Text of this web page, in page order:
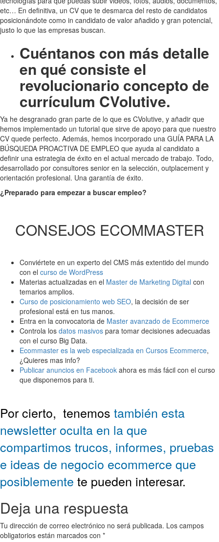
etc… En definitiva, un CV que te desmarca del resto de candidatos
posicionándote como in candidato de valor añadido y gran potencial,
justo lo que las empresas buscan.
Cuéntanos con más detalle
en qué consiste el
revolucionario concepto de
currículum CVolutive.
Ya he desgranado gran parte de lo que es CVolutive, y añadir que
hemos implementado un tutorial que sirve de apoyo para que nuestro
CV quede perfecto. Además, hemos incorporado una GUÍA PARA LA
BÚSQUEDA PROACTIVA DE EMPLEO que ayuda al candidato a
definir una estrategia de éxito en el actual mercado de trabajo. Todo,
desarrollado por consultores senior en la selección, outplacement y
orientación profesional. Una garantía de éxito.
¿Preparado para empezar a buscar empleo?
CONSEJOS ECOMMASTER
Conviértete en un experto del CMS más extentido del mundo
con el curso de WordPress
Materias actualizadas en el Master de Marketing Digital con
temarios amplios.
Curso de posicionamiento web SEO, la decisión de ser
profesional está en tus manos.
Entra en la convocatoria de Master avanzado de Ecommerce
Controla los datos masivos para tomar decisiones adecuadas
con el curso Big Data.
Ecommaster es la web especializada en Cursos Ecommerce,
¿Quieres mas info?
Publicar anuncios en Facebook ahora es más fácil con el curso
que disponemos para ti.
Por cierto, tenemos también esta
newsletter oculta en la que
compartimos trucos, informes, pruebas
e ideas de negocio ecommerce que
posiblemente te pueden interesar.
Deja una respuesta
Tu dirección de correo electrónico no será publicada. Los campos
obligatorios están marcados con *